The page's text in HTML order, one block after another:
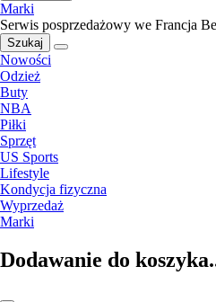
Marki
Serwis posprzedażowy we Francja
Szukaj
Nowości
Odzież
Buty
NBA
Piłki
Sprzęt
US Sports
Lifestyle
Kondycja fizyczna
Wyprzedaż
Marki
Dodawanie do